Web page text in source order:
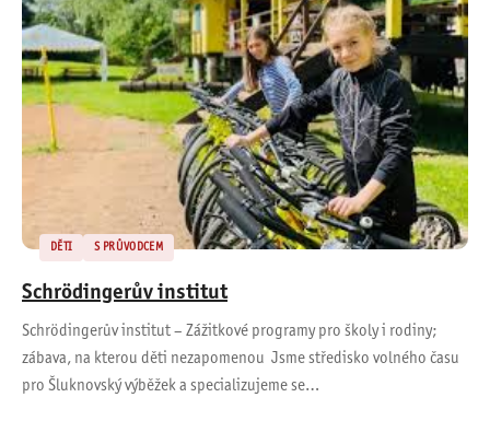
DĚTI S PRŮVODCEM
Schrödingerův institut
Schrödingerův institut – Zážitkové programy pro školy i rodiny;
zábava, na kterou děti nezapomenou Jsme středisko volného času
pro Šluknovský výběžek a specializujeme se…